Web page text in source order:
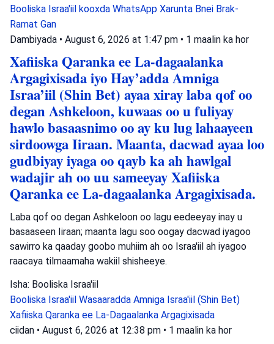
Booliska Israa'iil kooxda WhatsApp Xarunta Bnei Brak-
Ramat Gan
Dambiyada • August 6, 2026 at 1:47 pm • 1 maalin ka hor
Xafiiska Qaranka ee La-dagaalanka
Argagixisada iyo Hay’adda Amniga
Israa’iil (Shin Bet) ayaa xiray laba qof oo
degan Ashkeloon, kuwaas oo u fuliyay
hawlo basaasnimo oo ay ku lug lahaayeen
sirdoowga Iiraan. Maanta, dacwad ayaa loo
gudbiyay iyaga oo qayb ka ah hawlgal
wadajir ah oo uu sameeyay Xafiiska
Qaranka ee La-dagaalanka Argagixisada.
Laba qof oo degan Ashkeloon oo lagu eedeeyay inay u
basaaseen Iiraan; maanta lagu soo oogay dacwad iyagoo
sawirro ka qaaday goobo muhiim ah oo Israa'iil ah iyagoo
raacaya tilmaamaha wakiil shisheeye.
Isha: Booliska Israa'iil
Booliska Israa'iil Wasaaradda Amniga Israa'iil (Shin Bet)
Xafiiska Qaranka ee La-Dagaalanka Argagixisada
ciidan • August 6, 2026 at 12:38 pm • 1 maalin ka hor